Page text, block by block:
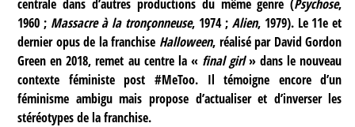
centrale dans d’autres productions du même genre (Psychose,
1960 ; Massacre à la tronçonneuse, 1974 ; Alien, 1979). Le 11e et
dernier opus de la franchise Halloween, réalisé par David Gordon
Green en 2018, remet au centre la « final girl» dans le nouveau
contexte féministe post #MeToo. Il témoigne encore d’un
féminisme ambigu mais propose d’actualiser et d’inverser les
stéréotypes de la franchise.